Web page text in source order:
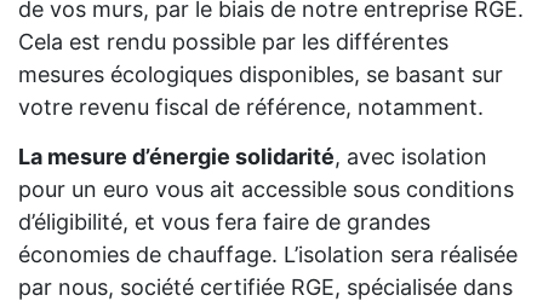
de vos murs, par le biais de notre entreprise RGE.
Cela est rendu possible par les différentes
mesures écologiques disponibles, se basant sur
votre revenu fiscal de référence, notamment.
La mesure d’énergie solidarité, avec isolation
pour un euro vous ait accessible sous conditions
d’éligibilité, et vous fera faire de grandes
économies de chauffage. L’isolation sera réalisée
par nous, société certifiée RGE, spécialisée dans